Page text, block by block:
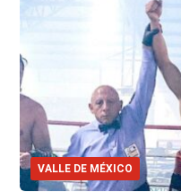
VALLE DE MÉXICO